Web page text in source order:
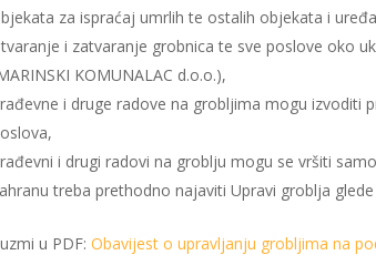
za ispraćaj umrlih te ostalih objekata i
i zatvaranje grobnica te sve poslove oko
KOMUNALAC d.o.o.),
i druge radove na grobljima mogu izvoditi
i drugi radovi na groblju mogu se vršiti
treba prethodno najaviti Upravi groblja
u PDF:Obavijest o upravljanju grobljima na